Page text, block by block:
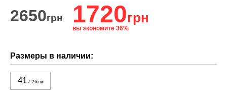
2650грн 1720грн
вы экономите 36%
Размеры в наличии:
41/ 26см